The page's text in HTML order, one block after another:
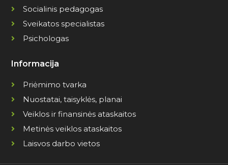
Socialinis pedagogas
Sveikatos specialistas
Psichologas
Informacija
Priėmimo tvarka
Nuostatai, taisyklės, planai
Veiklos ir finansinės ataskaitos
Metinės veiklos ataskaitos
Laisvos darbo vietos